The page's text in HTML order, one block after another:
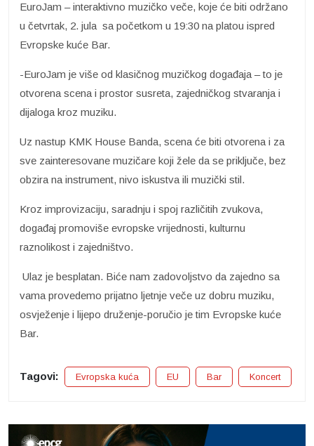
EuroJam – interaktivno muzičko veče, koje će biti održano
u četvrtak, 2. jula sa početkom u 19:30 na platou ispred
Evropske kuće Bar.
-EuroJam je više od klasičnog muzičkog događaja – to je
otvorena scena i prostor susreta, zajedničkog stvaranja i
dijaloga kroz muziku.
Uz nastup KMK House Banda, scena će biti otvorena i za
sve zainteresovane muzičare koji žele da se priključe, bez
obzira na instrument, nivo iskustva ili muzički stil.
Kroz improvizaciju, saradnju i spoj različitih zvukova,
događaj promoviše evropske vrijednosti, kulturnu
raznolikost i zajedništvo.
Ulaz je besplatan. Biće nam zadovoljstvo da zajedno sa
vama provedemo prijatno ljetnje veče uz dobru muziku,
osvježenje i lijepo druženje-poručio je tim Evropske kuće
Bar.
Tagovi: Evropska kuća EU Bar Koncert